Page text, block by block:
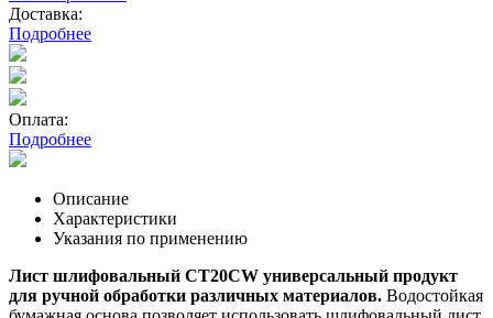
Доставка:
Подробнее
Оплата:
Подробнее
Описание
Характеристики
Указания по применению
Лист шлифовальный СТ20СW универсальный продукт
для ручной обработки различных материалов. Водостойкая